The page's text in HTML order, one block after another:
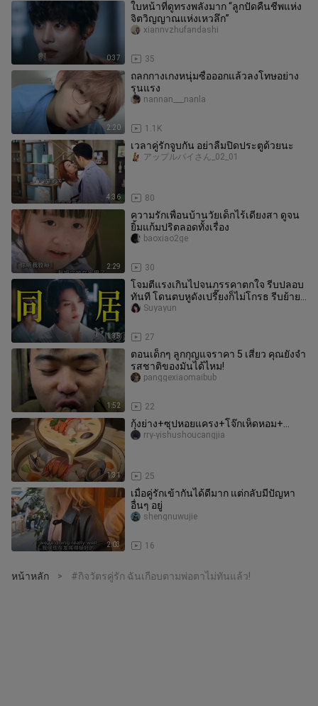
0:37
ใบหน้าที่ดูทรงพลังมาก “ลูกปัดคืนชีพแห่ง
จิตวิญญาณแห่งเหวลึก”
35
xiannvzhufandashi
2:20
ถลกกางเกงหนุ่มซื่อออกแล้วลงโทษอย่าง
รุนแรง
1.1K
nannan___nanla
4:36
เวลาคู่รักจูบกัน อย่าลืมปิดประตูด้วยนะ
80
アップルパイさん_02_01
2:29
ความรักเพื่อนบ้านวัยเด็กไร้เดียงสา ดูจน
ยิ้มแก้มปริตลอดทั้งเรื่อง
30
baoxiao2ge
1:35
โจมตีแรงเกินไปจนภรรคาตกใจ รีบปลอบ
ทันที โดนตบหูดังเปรี๊ยงก็ไม่โกรธ รีบย้าย
เข้ามาอยู่ด้วยกัน แต่ก็อยู่
27
Suyayun
1:52
ตอนเด็กๆ ลูกกุญแจราคา 5 เสี่ยว คุณยังจำ
รสชาติของมันได้ไหม!
22
panggexiaomaibub
1:31
กุ้งย่าง+ซุปหอยแครง+โจ๊กเห็ดหอม+…
25
rry-yishushoucangjia
2:03
เมื่อคู่รักเข้ากันได้ดีมาก แต่กลับมีปัญหา
อื่นๆ อยู่
16
shengnuwujie
หน้าหลัก > #กิจวัตรคู่รัก ฉันเกือบตามพ่อตาไม่ทันแล้ว!